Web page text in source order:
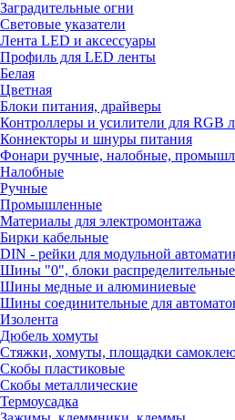
Заградительные огни
Световые указатели
Лента LED и аксессуары
Профиль для LED ленты
Белая
Цветная
Блоки питания, драйверы
Контроллеры и усилители для RGB
Коннекторы и шнуры питания
Фонари ручные, налобные,
Налобные
Ручные
Промышленные
Материалы для электромонтажа
Бирки кабельные
DIN - рейки для модульной
Шины "0", блоки
Шины медные и алюминиевые
Шины соединительные для
Изолента
Дюбель хомуты
Стяжки, хомуты, площадки
Скобы пластиковые
Скобы металлические
Термоусадка